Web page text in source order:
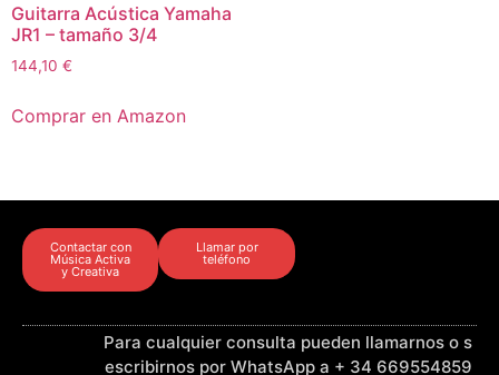
Guitarra Acústica Yamaha
JR1 – tamaño 3/4
144,10 €
Comprar en Amazon
Contactar con
Música Activa
y Creativa
Llamar por
teléfono
Para cualquier consulta pueden llamarnos o s
escribirnos por WhatsApp a + 34 669554859